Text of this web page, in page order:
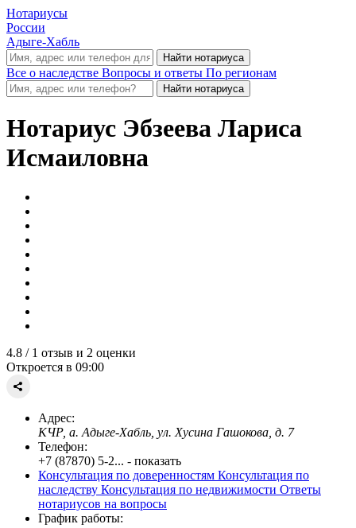
Нотариусы
России
Адыге-Хабль
Все о наследстве Вопросы и ответы По регионам
Нотариус Эбзеева Лариса
Исмаиловна
4.8 / 1 отзыв и 2 оценки
Откроется в 09:00
Адрес:
КЧР, а. Адыге-Хабль, ул. Хусина Гашокова, д. 7
Телефон:
+7 (87870) 5-2... - показать
Консультация по доверенностям Консультация по
наследству Консультация по недвижимости Ответы
нотариусов на вопросы
График работы: